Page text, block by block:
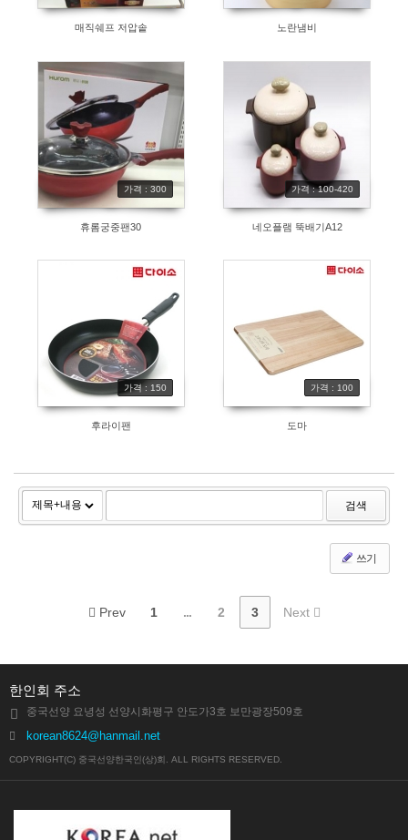
매직쉐프 저압솥 노란냄비
가격 : 300
휴롬궁중팬30
가격 : 100-420
네오플램 뚝배기A12
가격 : 150
후라이팬
가격 : 100
도마
검색
쓰기
Prev 1 ... 2 3 Next
한인회 주소
중국선양 요녕성 선양시화평구 안도가3호 보만광장509호
korean8624@hanmail.net
COPYRIGHT(C) 중국선양한국인(상)회. ALL RIGHTS RESERVED.